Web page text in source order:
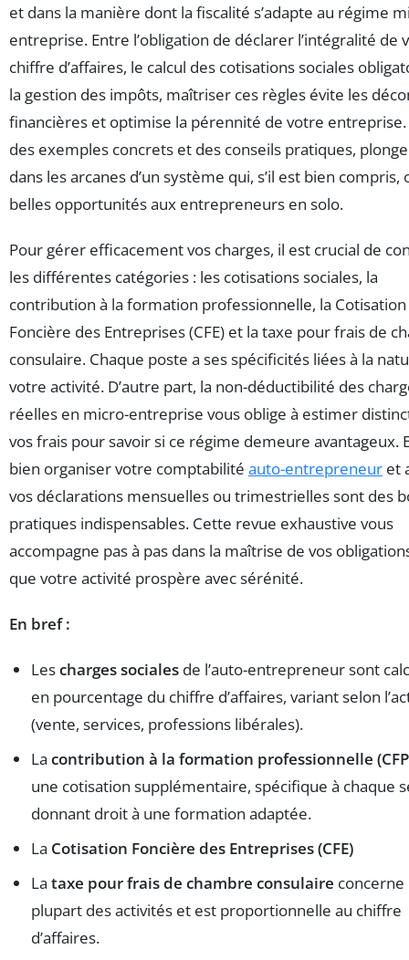
et dans la manière dont la fiscalité s’adapte au régime
entreprise. Entre l’obligation de déclarer l’intégralité de
chiffre d’affaires, le calcul des cotisations sociales
la gestion des impôts, maîtriser ces règles évite les
financières et optimise la pérennité de votre entreprise.
des exemples concrets et des conseils pratiques,
dans les arcanes d’un système qui, s’il est bien compris,
belles opportunités aux entrepreneurs en solo.
Pour gérer efficacement vos charges, il est crucial de
les différentes catégories : les cotisations sociales, la
contribution à la formation professionnelle, la Cotisation
Foncière des Entreprises (CFE) et la taxe pour frais de
consulaire. Chaque poste a ses spécificités liées à la
votre activité. D’autre part, la non-déductibilité des
réelles en micro-entreprise vous oblige à estimer
vos frais pour savoir si ce régime demeure avantageux.
bien organiser votre comptabilité auto-entrepreneur et
vos déclarations mensuelles ou trimestrielles sont des
pratiques indispensables. Cette revue exhaustive vous
accompagne pas à pas dans la maîtrise de vos
que votre activité prospère avec sérénité.
En bref :
Lescharges sociales de l’auto-entrepreneur sont
en pourcentage du chiffre d’affaires, variant selon
(vente, services, professions libérales).
La contribution à la formation professionnelle
une cotisation supplémentaire, spécifique à chaque
donnant droit à une formation adaptée.
La Cotisation Foncière des Entreprises (CFE)
La taxe pour frais de chambre consulaire concerne
plupart des activités et est proportionnelle au chiffre
d’affaires.